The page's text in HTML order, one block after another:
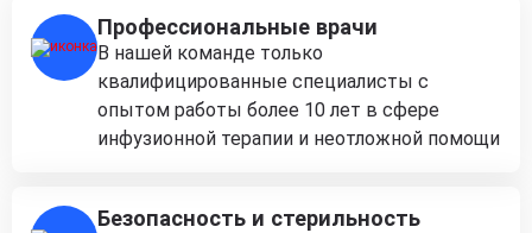
Профессиональные врачи
В нашей команде только
квалифицированные специалисты с
опытом работы более 10 лет в сфере
инфузионной терапии и неотложной помощи
Безопасность и стерильность